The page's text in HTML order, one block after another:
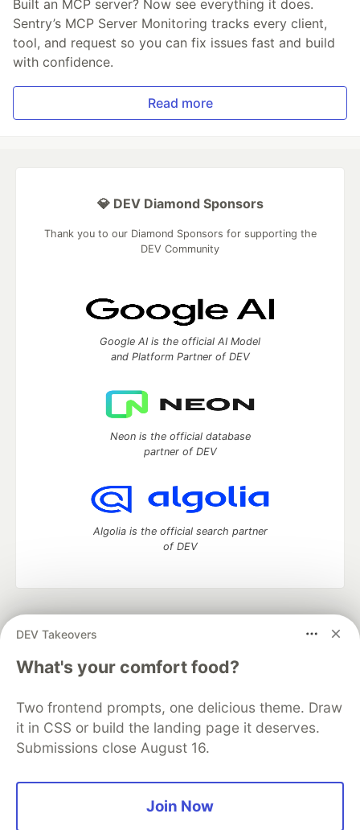
Built an MCP server? Now see everything it does.
Sentry’s MCP Server Monitoring tracks every client,
tool, and request so you can fix issues fast and build
with confidence.
Read more
DEV Takeovers
What's your comfort food?
Two frontend prompts, one delicious theme. Draw
it in CSS or build the landing page it deserves.
Submissions close August 16.
Join Now
💎 DEV Diamond Sponsors
Thank you to our Diamond Sponsors for supporting the
DEV Community
Google AI is the official AI Model
and Platform Partner of DEV
Neon is the official database
partner of DEV
Algolia is the official search partner
of DEV
development and manage your software career
DEV Education Tracks
DEV Help
Advertise on DEV
Free Postgres Database
DEV Shop
MLH
Code of Conduct
Privacy Policy
Terms of Use
Built on
Forem — the open sourcesoftware that powers
and other inclusive communities.